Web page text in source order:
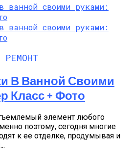
РЕМОНТ
В Ванной Своими
Класс + Фото
элемент любого
поэтому, сегодня многие
к ее отделке, продумывая и